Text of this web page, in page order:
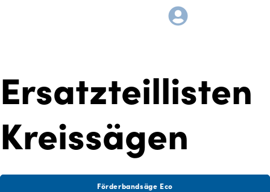
Ersatzteillisten
Kreissägen
Förderbandsäge Eco